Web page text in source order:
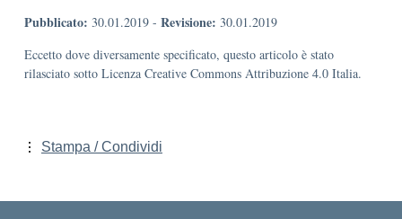
Pubblicato: 30.01.2019 - Revisione: 30.01.2019
Eccetto dove diversamente specificato, questo articolo è stato
rilasciato sotto Licenza Creative Commons Attribuzione 4.0 Italia.
Stampa / Condividi